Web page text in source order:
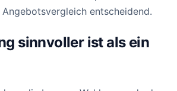
entscheidend.
sinnvoller ist als ein